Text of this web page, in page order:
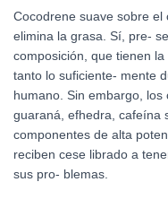
Cocodrene suave sobre el
elimina la grasa. Sí, pre-
composición, que tienen
tanto lo suficiente- mente
humano. Sin embargo,
guaraná, efhedra, cafeína
componentes de alta
reciben cese librado a
sus pro- blemas.